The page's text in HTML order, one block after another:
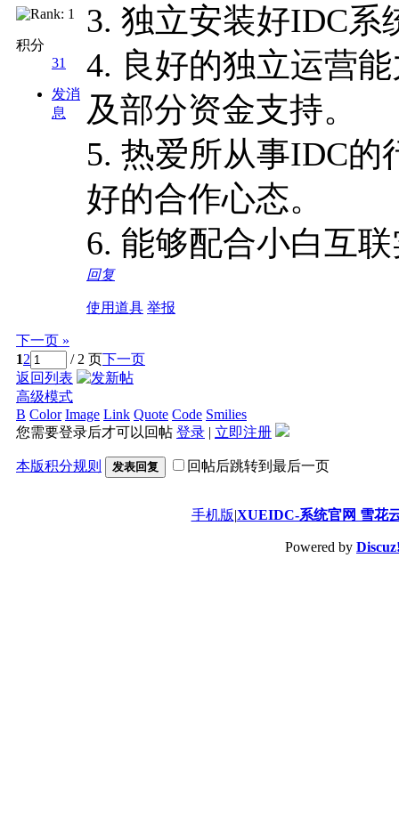
积分
31
发消
息
3. 独立安装好IDC系
4. 良好的独立运营
及部分资金支持。
5. 热爱所从事IDC
好的合作心态。
6. 能够配合小白互
回复
使用道具 举报
下一页 »
12 / 2 页下一页
返回列表
高级模式
B Color Image Link Quote Code Smilies
您需要登录后才可以回帖 登录 | 立即注册
本版积分规则 发表回复 回帖后跳转到最后一页
手机版|XUEIDC-系统官网 雪花
Powered by